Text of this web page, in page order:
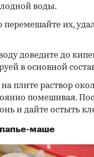
воды.
перемешайте их,
доведите до
в основной
плите раствор
помешивая.
и дайте остыть
маше